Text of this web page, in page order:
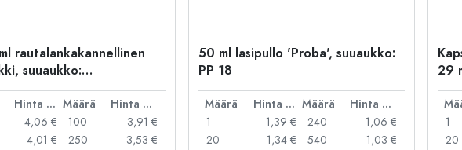
rautalankakannellinen
suuaukko:
suljin
Hinta per kpl Määrä
Hinta per kpl
4,06 €
4,01 €
100
3,91 €
250
3,53 €
50 ml lasipullo 'Proba', suuaukko:
PP 18
Määrä Hinta per kpl Määrä
Hinta per kpl
1
1,39 €
20
1,34 €
240
1,06 €
540
1,03 €
29
1
20